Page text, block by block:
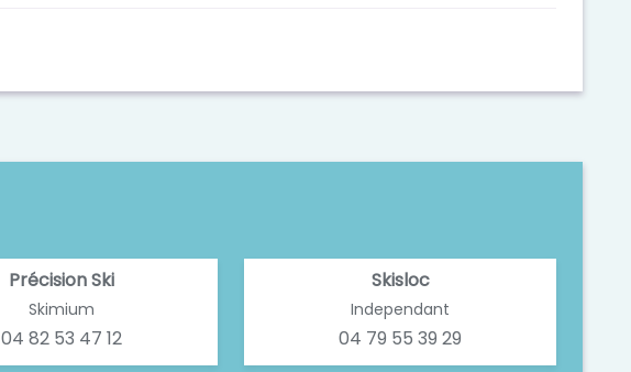
Précision Ski
Skimium
04 82 53 47 12
Skisloc
Independant
04 79 55 39 29